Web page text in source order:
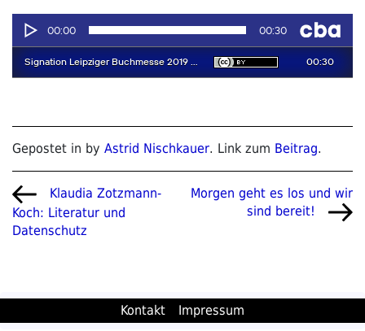
Gepostet in by Astrid Nischkauer. Link zum Beitrag.
Beitragsnavigation
Vorheriger
Beitrag
Klaudia Zotzmann-
Koch: Literatur und
Datenschutz
Nächster
Morgen geht es los und wir
sind bereit!
Kontakt Impressum